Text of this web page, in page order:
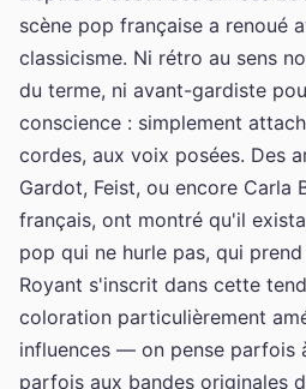
scène pop française a renoué
classicisme. Ni rétro au sens
du terme, ni avant-gardiste
conscience : simplement
cordes, aux voix posées. Des
Gardot, Feist, ou encore Carla
français, ont montré qu'il
pop qui ne hurle pas, qui
Royant s'inscrit dans cette
coloration particulièrement
influences — on pense parfois
parfois aux bandes originales